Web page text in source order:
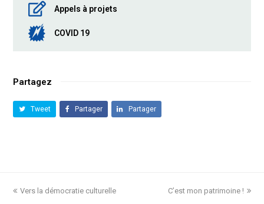
Appels à projets
COVID 19
Partagez
Tweet Partager Partager
previous
Vers la démocratie culturelle
next
C’est mon patrimoine !